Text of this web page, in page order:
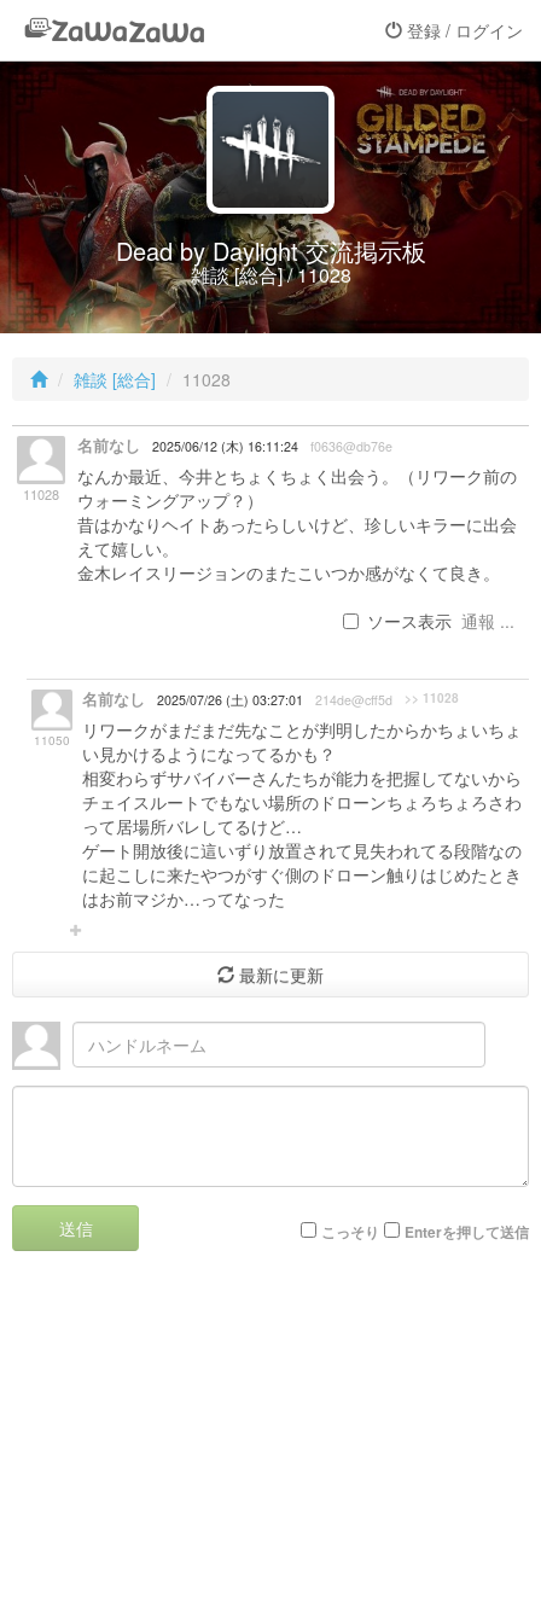
登録 / ログイン
Dead by Daylight 交流掲示板
雑談 [総合] / 11028
雑談 [総合] 11028
11028
名前なし 2025/06/12 (木) 16:11:24 f0636@db76e
なんか最近、今井とちょくちょく出会う。（リワーク前の
ウォーミングアップ？）
昔はかなりヘイトあったらしいけど、珍しいキラーに出会
えて嬉しい。
金木レイスリージョンのまたこいつか感がなくて良き。
ソース表示 通報 ...
11050
名前なし 2025/07/26 (土) 03:27:01 214de@cff5d >> 11028
リワークがまだまだ先なことが判明したからかちょいちょ
い見かけるようになってるかも？
相変わらずサバイバーさんたちが能力を把握してないから
チェイスルートでもない場所のドローンちょろちょろさわ
って居場所バレしてるけど…
ゲート開放後に這いずり放置されて見失われてる段階なの
に起こしに来たやつがすぐ側のドローン触りはじめたとき
はお前マジか…ってなった
最新に更新
送信 こっそり Enterを押して送信